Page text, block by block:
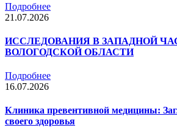
Подробнее
21.07.2026
ИССЛЕДОВАНИЯ В ЗАПАДНОЙ
ВОЛОГОДСКОЙ ОБЛАСТИ
Подробнее
16.07.2026
Клиника превентивной медицины:
своего здоровья